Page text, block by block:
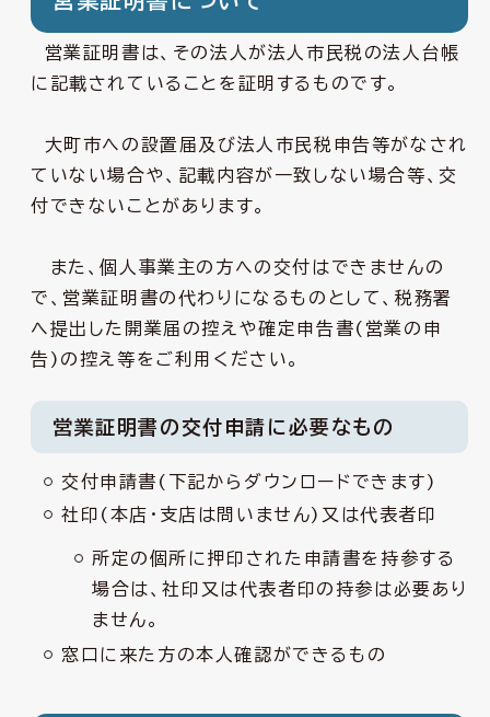
営業証明書は、その法人が法人市民税の法人台帳
に記載されていることを証明するものです。
大町市への設置届及び法人市民税申告等がなされ
ていない場合や、記載内容が一致しない場合等、交
付できないことがあります。
また、個人事業主の方への交付はできませんの
で、営業証明書の代わりになるものとして、税務署
へ提出した開業届の控えや確定申告書(営業の申
告)の控え等をご利用ください。
営業証明書の交付申請に必要なもの
交付申請書(下記からダウンロードできます)
社印(本店・支店は問いません)又は代表者印
所定の個所に押印された申請書を持参する
場合は、社印又は代表者印の持参は必要あり
ません。
窓口に来た方の本人確認ができるもの